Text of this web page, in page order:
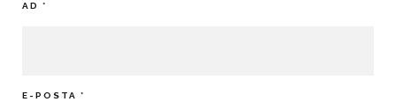
AD *
E-POSTA *